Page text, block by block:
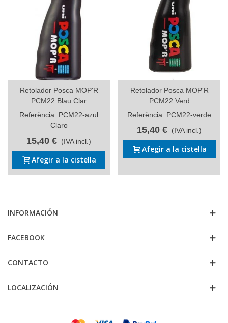
Retolador Posca MOP'R
PCM22 Blau Clar
Referència: PCM22-azul
Claro
15,40 € (IVA incl.)
Afegir a la cistella
Retolador Posca MOP'R
PCM22 Verd
Referència: PCM22-verde
15,40 € (IVA incl.)
Afegir a la cistella
INFORMACIÓN
FACEBOOK
CONTACTO
LOCALIZACIÓN